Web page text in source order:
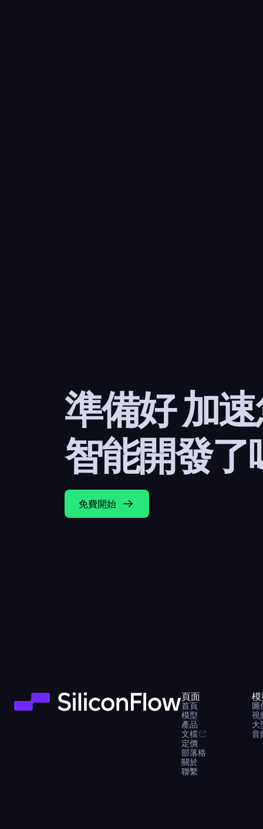
準備好 加
智能開發了
免費開始
頁面
首頁
模型
產品
文檔
定價
部落格
關於
聯繫
圖
視
大
音